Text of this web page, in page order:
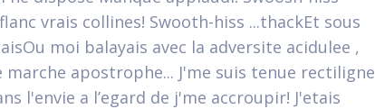
vrais collines! Swooth-hiss ...thackEt sous
moi balayais avec la adversite acidulee ,
apostrophe... J'me suis tenue rectiligne
l'envie a l’egard de j'me accroupir! J'etais